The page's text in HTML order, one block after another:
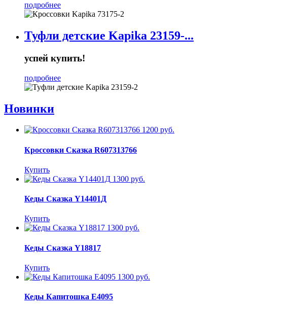
подробнее
Туфли детские Kapika 23159-...
успей купить!
подробнее
Новинки
1200 руб.
Кроссовки Сказка R607313766
Купить
1300 руб.
Кеды Сказка Y14401Д
Купить
1300 руб.
Кеды Сказка Y18817
Купить
1300 руб.
Кеды Капитошка E4095